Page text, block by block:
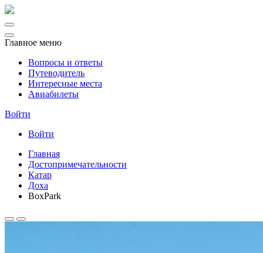
Главное меню
Вопросы и ответы
Путеводитель
Интересные места
Авиабилеты
Войти
Войти
Главная
Достопримечательности
Катар
Доха
BoxPark